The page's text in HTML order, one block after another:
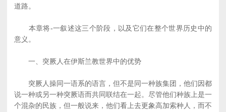
道路。
本章将-一叙述这三个阶段，以及它们在整个世界历史中的
意义。
一、突厥人在伊斯兰教世界中的优势
突厥人操同一语系的语言，但不是同一种族集团，他们因都
说一种或另一种突厥语而共同联结在一起。尽管他们种族上是一
个混杂的民族，但一般说来，他们看上去更象高加索种人，而不